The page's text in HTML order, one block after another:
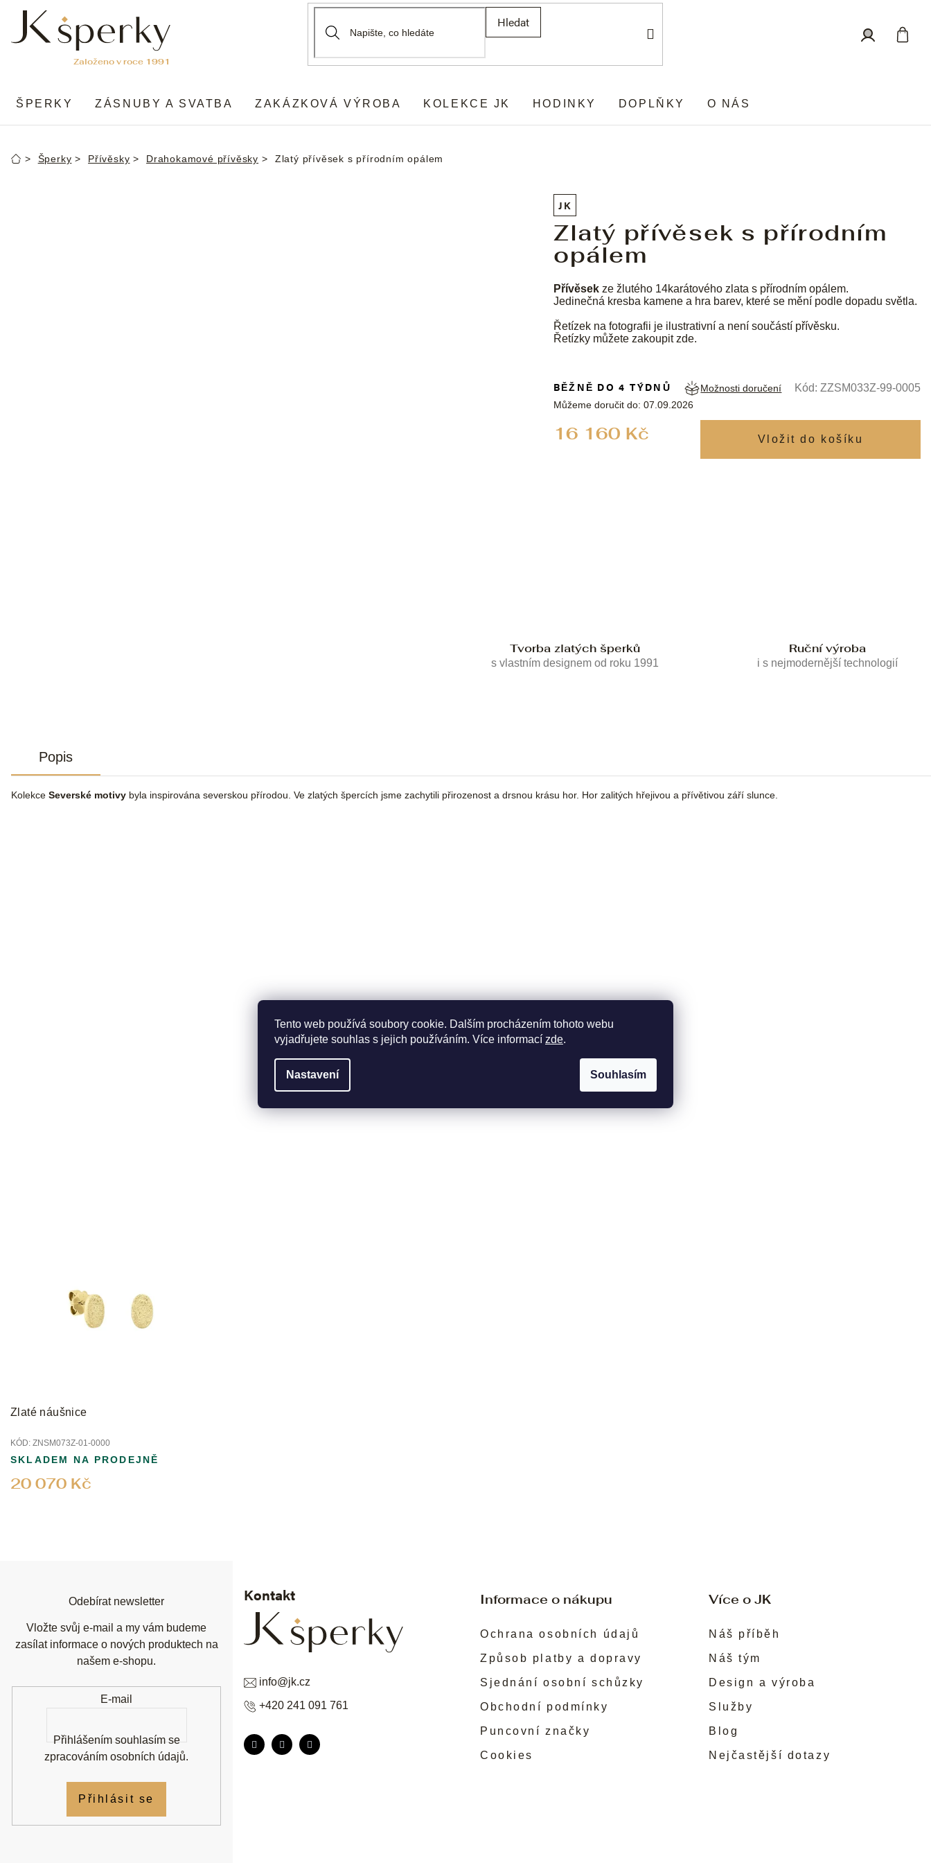
Tento web používá soubory cookie. Dalším procházením tohoto webu
vyjadřujete souhlas s jejich používáním. Více informací zde.
Nastavení Souhlasím
obsah
Hledat
ŠPERKY ZÁSNUBY A SVATBA ZAKÁZKOVÁ VÝROBA KOLEKCE JK HODINKY DOPLŇKY O NÁS
DomůŠperky Přívěsky Drahokamové přívěsky Zlatý přívěsek s přírodním opálem
JK
Zlatý přívěsek s přírodním
opálem
Přívěsek ze žlutého 14karátového zlata s přírodním opálem.
Jedinečná kresba kamene a hra barev, které se mění podle dopadu světla.
Řetízek na fotografii je ilustrativní a není součástí přívěsku.
Řetízky můžete zakoupitzde.
16 160 Kč
BĚŽNĚ DO 4 TÝDNŮ
Můžeme doručit do: 07.09.2026
Možnosti doručení Kód: ZZSM033Z-99-0005
Tvorba zlatých šperků
s vlastním designem od roku 1991
Ruční výroba
i s nejmodernější technologií
Popis
Kolekce Severské motivy byla inspirována severskou přírodou. Ve zlatých špercích jsme zachytili přirozenost a drsnou krásu hor. Hor zalitých hřejivou a přívětivou září slunce.
Zlaté náušnice
KÓD: ZNSM073Z-01-0000
20 070 Kč
SKLADEM NA PRODEJNĚ
Informace o nákupu
Ochrana osobních údajů
Způsob platby a dopravy
Sjednání osobní schůzky
Obchodní podmínky
Puncovní značky
Cookies
Více o JK
Náš příběh
Náš tým
Design a výroba
Služby
Blog
Nejčastější dotazy
Kontakt
info@jk.cz
+420 241 091 761
Odebírat newsletter
Vložte svůj e-mail a my vám budeme
zasílat informace o nových produktech na
našem e-shopu.
E-mail
Přihlášením souhlasím se
zpracováním osobních údajů.
Přihlásit se